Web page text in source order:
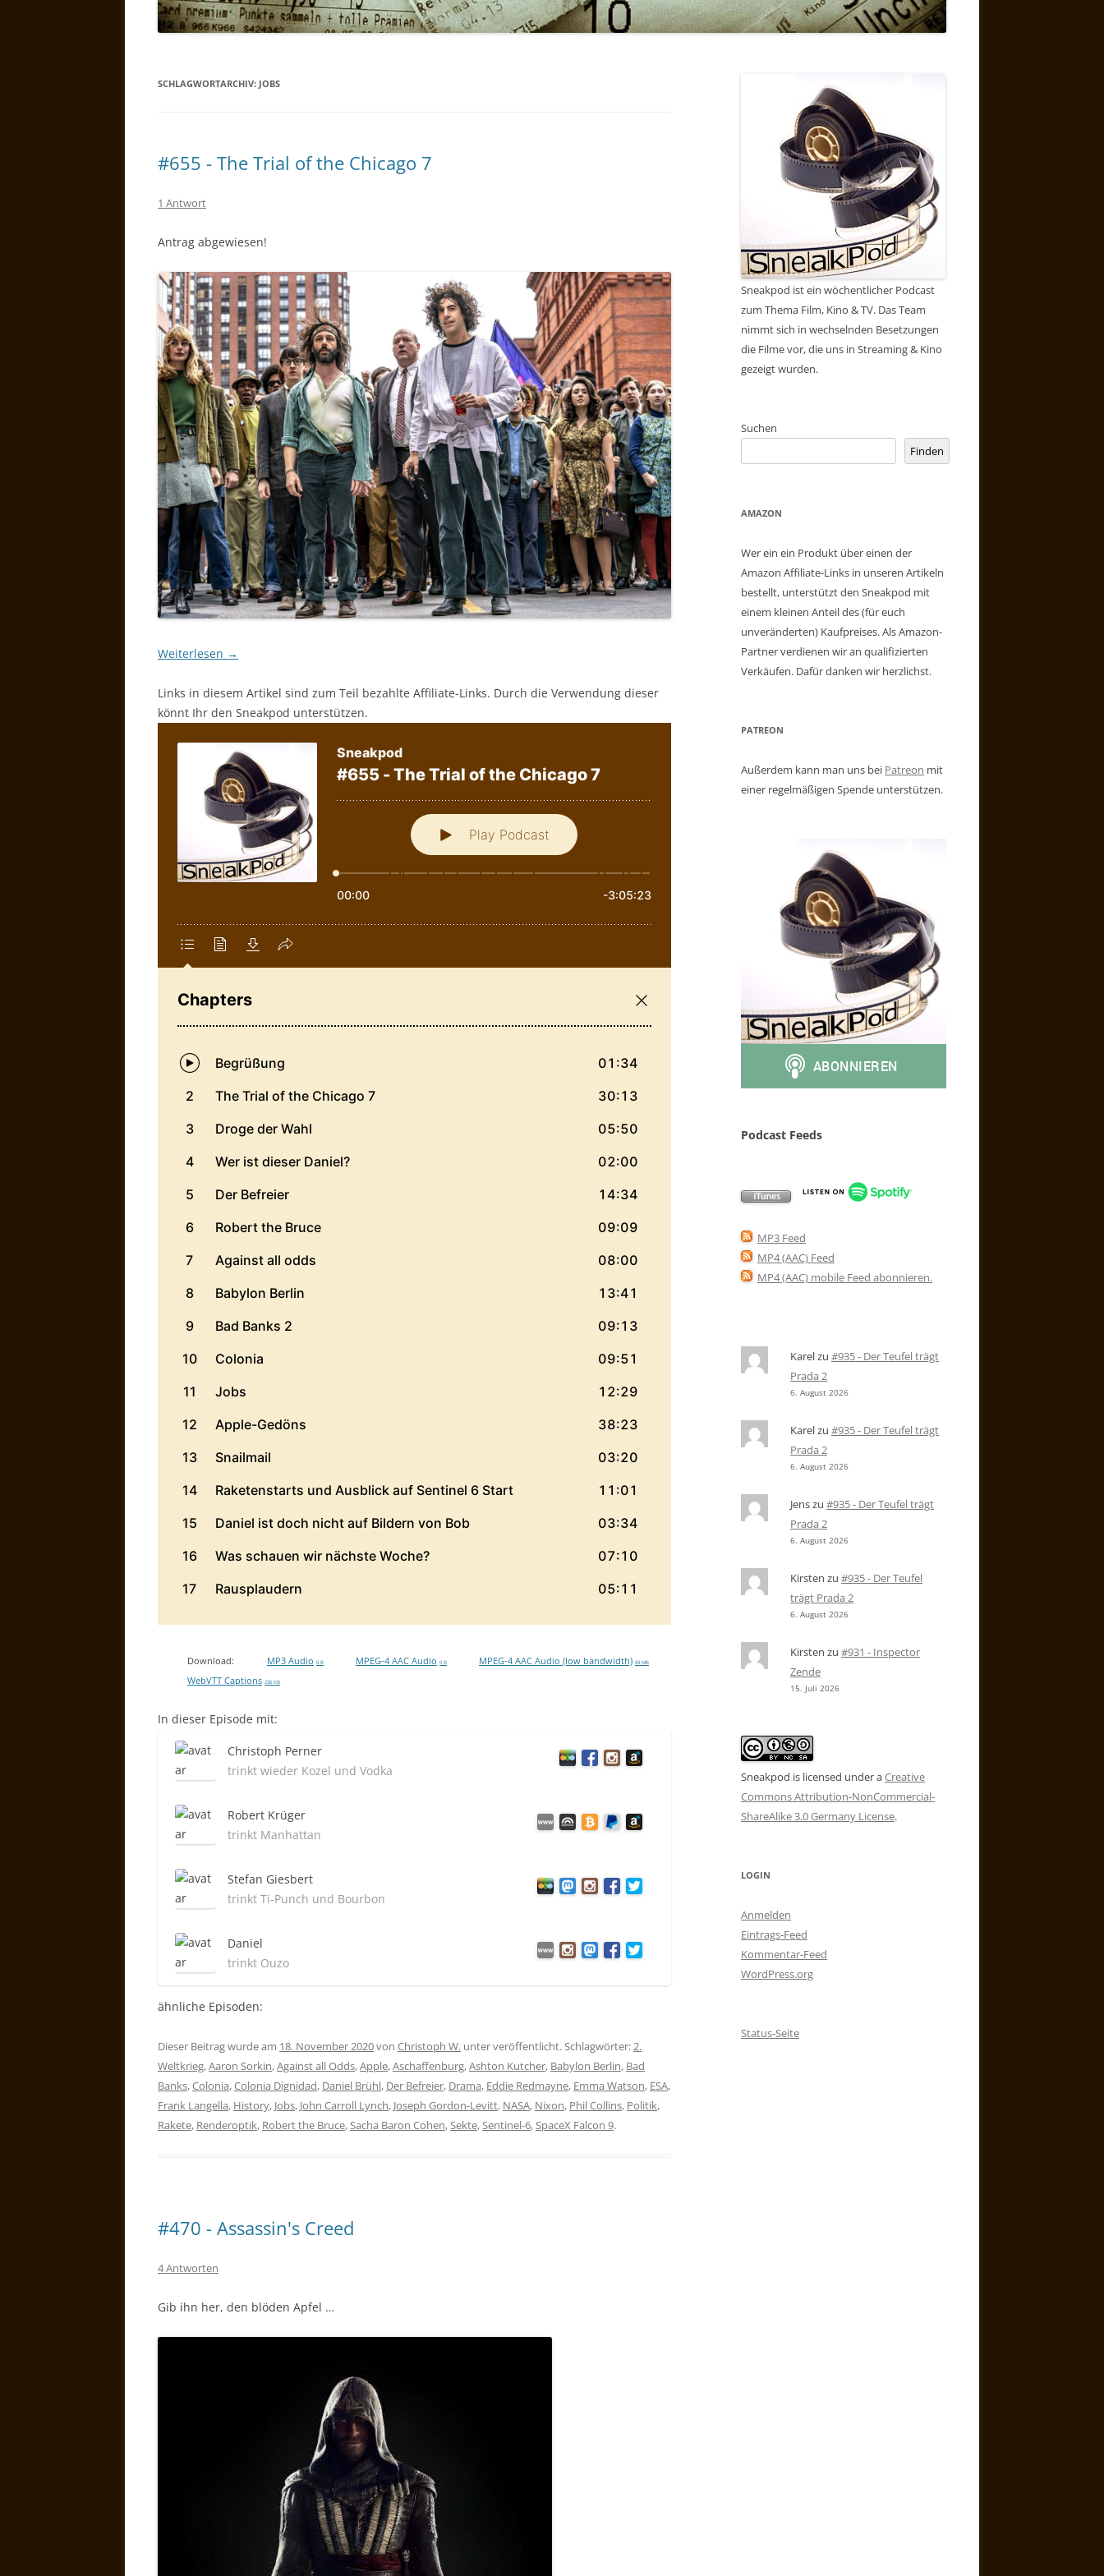
SCHLAGWORTARCHIV: JOBS
#655 - The Trial of the Chicago 7
1 Antwort
Antrag abgewiesen!
Weiterlesen →
Links in diesem Artikel sind zum Teil bezahlte Affiliate-Links. Durch die Verwendung dieser
könnt Ihr den Sneakpod unterstützen.
Download: MP3 Audio 0 B MPEG-4 AAC Audio 0 B MPEG-4 AAC Audio (low bandwidth) 69 MB
WebVTT Captions 236 KB
In dieser Episode mit:
Christoph Perner
trinkt wieder Kozel und Vodka
Robert Krüger
trinkt Manhattan
Stefan Giesbert
trinkt Ti-Punch und Bourbon
Daniel
trinkt Ouzo
ähnliche Episoden:
Dieser Beitrag wurde am 18. November 2020von Christoph W. unter veröffentlicht. Schlagwörter:2.
Weltkrieg,Aaron Sorkin,Against all Odds,Apple,Aschaffenburg,Ashton Kutcher, Babylon Berlin, Bad
Banks,Colonia,Colonia Dignidad, Daniel Brühl, Der Befreier, Drama, Eddie Redmayne, Emma Watson, ESA,
Frank Langella, History, Jobs, John Carroll Lynch, Joseph Gordon-Levitt, NASA, Nixon, Phil Collins, Politik,
Rakete, Renderoptik, Robert the Bruce,Sacha Baron Cohen,Sekte,Sentinel-6,SpaceX Falcon 9.
#470 - Assassin's Creed
4 Antworten
Gib ihn her, den blöden Apfel …
Sneakpod ist ein wöchentlicher Podcast
zum Thema Film, Kino & TV. Das Team
nimmt sich in wechselnden Besetzungen
die Filme vor, die uns in Streaming & Kino
gezeigt wurden.
Suchen
Finden
AMAZON
Wer ein ein Produkt über einen der
Amazon Affiliate-Links in unseren Artikeln
bestellt, unterstützt den Sneakpod mit
einem kleinen Anteil des (für euch
unveränderten) Kaufpreises. Als Amazon-
Partner verdienen wir an qualifizierten
Verkäufen. Dafür danken wir herzlichst.
PATREON
Außerdem kann man uns bei Patreon mit
einer regelmäßigen Spende unterstützen.
Podcast Feeds
MP3 Feed
MP4 (AAC) Feed
MP4 (AAC) mobile Feed abonnieren.
Karelzu #935 - Der Teufel trägt
Prada 2
6. August 2026
Karelzu #935 - Der Teufel trägt
Prada 2
6. August 2026
Jenszu #935 - Der Teufel trägt
Prada 2
6. August 2026
Kirsten zu #935 - Der Teufel
trägt Prada 2
6. August 2026
Kirsten zu #931 - Inspector
Zende
15. Juli 2026
Sneakpod is licensed under aCreative
Commons Attribution-NonCommercial-
ShareAlike 3.0 Germany License.
LOGIN
Anmelden
Eintrags-Feed
Kommentar-Feed
WordPress.org
Status-Seite